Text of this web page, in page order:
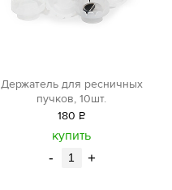
Держатель для ресничных
пучков, 10шт.
180 Р
уб.
купить
- +